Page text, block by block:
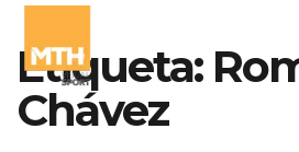
Etiqueta:
Chávez